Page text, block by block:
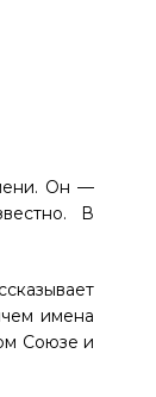
Он —
В
имена
Союзе и